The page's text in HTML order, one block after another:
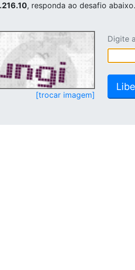
, responda ao desafio abaixo.
[trocar imagem]
Digite